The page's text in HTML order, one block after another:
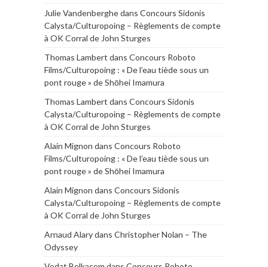
Julie Vandenberghedans Concours Sidonis
Calysta/Culturopoing – Règlements de compte
à OK Corral de John Sturges
Thomas Lambert dans Concours Roboto
Films/Culturopoing : « De l’eau tiède sous un
pont rouge » de Shōhei Imamura
Thomas Lambert dans Concours Sidonis
Calysta/Culturopoing – Règlements de compte
à OK Corral de John Sturges
Alain Mignon dans Concours Roboto
Films/Culturopoing : « De l’eau tiède sous un
pont rouge » de Shōhei Imamura
Alain Mignon dans Concours Sidonis
Calysta/Culturopoing – Règlements de compte
à OK Corral de John Sturges
Arnaud Alarydans Christopher Nolan – The
Odyssey